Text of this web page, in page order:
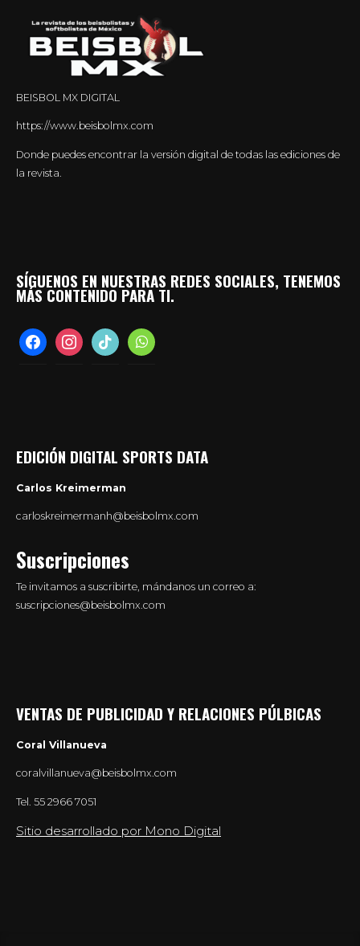
BEISBOL MX DIGITAL
https://www.beisbolmx.com
Donde puedes encontrar la versión digital de todas las ediciones de
la revista.
SÍGUENOS EN NUESTRAS REDES SOCIALES, TENEMOS
MÁS CONTENIDO PARA TI.
facebookinstagramtiktok whatsapp
EDICIÓN DIGITAL SPORTS DATA
Carlos Kreimerman
carloskreimermanh@beisbolmx.com
Suscripciones
Te invitamos a suscribirte, mándanos un correo a:
suscripciones@beisbolmx.com
VENTAS DE PUBLICIDAD Y RELACIONES PÚLBICAS
Coral Villanueva
coralvillanueva@beisbolmx.com
Tel. 55 2966 7051
Sitio desarrollado por Mono Digital